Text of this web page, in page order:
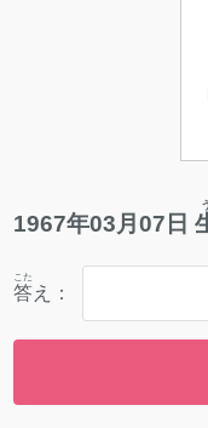
1967年03月07 日
う
答
こた
え：